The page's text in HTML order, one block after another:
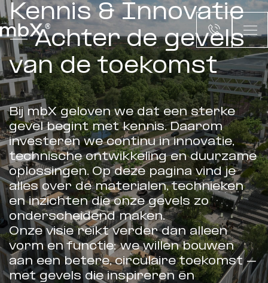
Kennis & Innovatie
– Achter de gevels
van de toekomst
Bij mbX geloven we dat een sterke
gevel begint met kennis. Daarom
investeren we continu in innovatie,
technische ontwikkeling en duurzame
oplossingen. Op deze pagina vind je
alles over de materialen, technieken
en inzichten die onze gevels zo
onderscheidend maken.
Onze visie reikt verder dan alleen
vorm en functie: we willen bouwen
aan een betere, circulaire toekomst –
met gevels die inspireren én